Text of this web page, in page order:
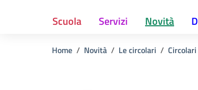
Scuola Servizi Novità
Home Novità Le circolari